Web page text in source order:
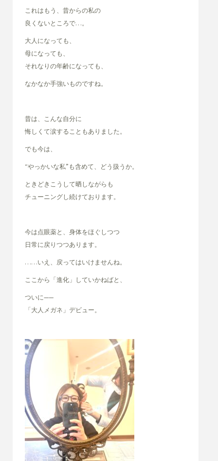
これはもう、昔からの私の
良くないところで…。
大人になっても、
母になっても、
それなりの年齢になっても、
なかなか手強いものですね。
昔は、こんな自分に
悔しくて涙することもありました。
でも今は、
“やっかいな私”も含めて、どう扱うか。
ときどきこうして晒しながらも
チューニングし続けております。
今は点眼薬と、身体をほぐしつつ
日常に戻りつつあります。
……いえ、戻ってはいけませんね。
ここから「進化」していかねばと、
ついに——
「大人メガネ」デビュー。